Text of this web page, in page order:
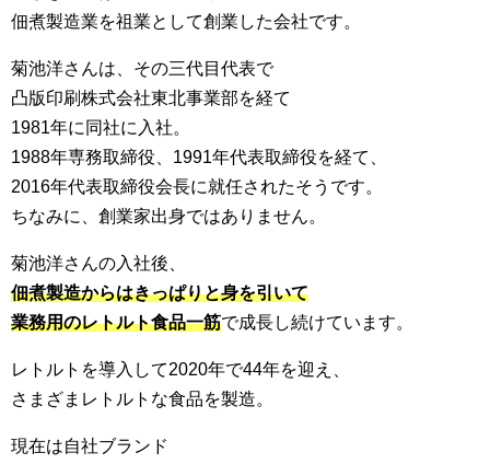
佃煮製造業を祖業として創業した会社です。
菊池洋さんは、その三代目代表で
凸版印刷株式会社東北事業部を経て
1981年に同社に入社。
1988年専務取締役、1991年代表取締役を経て、
2016年代表取締役会長に就任されたそうです。
ちなみに、創業家出身ではありません。
菊池洋さんの入社後、
佃煮製造からはきっぱりと身を引いて
業務用のレトルト食品一筋で成長し続けています。
レトルトを導入して2020年で44年を迎え、
さまざまレトルトな食品を製造。
現在は自社ブランド